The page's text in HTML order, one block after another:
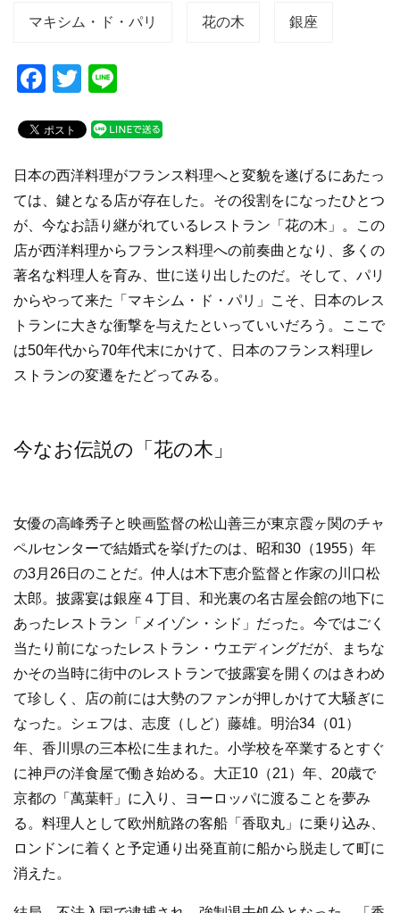
マキシム・ド・パリ 花の木 銀座
F
c
e
b
o
o
k
T
tt
er
e
日本の西洋料理がフランス料理へと変貌を遂げるにあたっ
ては、鍵となる店が存在した。その役割をになったひとつ
が、今なお語り継がれているレストラン「花の木」。この
店が西洋料理からフランス料理への前奏曲となり、多くの
著名な料理人を育み、世に送り出したのだ。そして、パリ
からやって来た「マキシム・ド・パリ」こそ、日本のレス
トランに大きな衝撃を与えたといっていいだろう。ここで
は50年代から70年代末にかけて、日本のフランス料理レ
ストランの変遷をたどってみる。
今なお伝説の「花の木」
女優の高峰秀子と映画監督の松山善三が東京霞ヶ関のチャ
ペルセンターで結婚式を挙げたのは、昭和30（1955）年
の3月26日のことだ。仲人は木下恵介監督と作家の川口松
太郎。披露宴は銀座４丁目、和光裏の名古屋会館の地下に
あったレストラン「メイゾン・シド」だった。今ではごく
当たり前になったレストラン・ウエディングだが、まちな
かその当時に街中のレストランで披露宴を開くのはきわめ
て珍しく、店の前には大勢のファンが押しかけて大騒ぎに
なった。シェフは、志度（しど）藤雄。明治34（01）
年、香川県の三本松に生まれた。小学校を卒業するとすぐ
に神戸の洋食屋で働き始める。大正10（21）年、20歳で
京都の「萬葉軒」に入り、ヨーロッパに渡ることを夢み
る。料理人として欧州航路の客船「香取丸」に乗り込み、
ロンドンに着くと予定通り出発直前に船から脱走して町に
消えた。